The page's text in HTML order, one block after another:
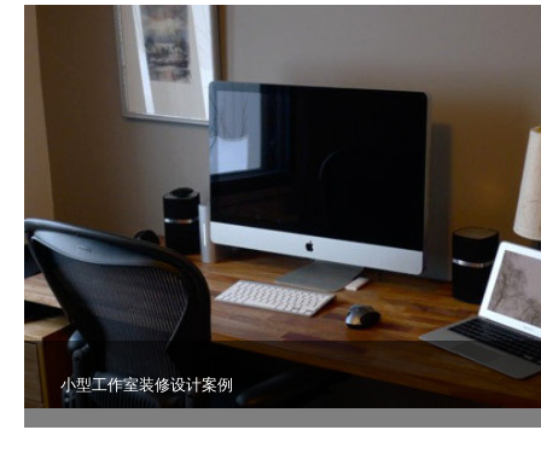
小型工作室装修设计案例